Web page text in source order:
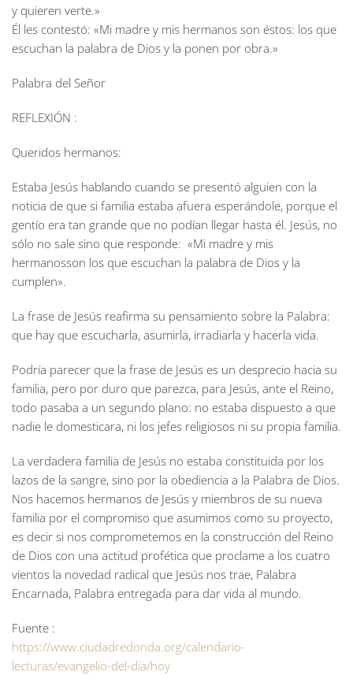
y quieren verte.»
Él les contestó: «Mi madre y mis hermanos son éstos: los que
escuchan la palabra de Dios y la ponen por obra.»
Palabra del Señor
REFLEXIÓN :
Queridos hermanos:
Estaba Jesús hablando cuando se presentó alguien con la
noticia de que si familia estaba afuera esperándole, porque el
gentío era tan grande que no podían llegar hasta él. Jesús, no
sólo no sale sino que responde: «Mi madre y mis
hermanosson los que escuchan la palabra de Dios y la
cumplen».
La frase de Jesús reafirma su pensamiento sobre la Palabra:
que hay que escucharla, asumirla, irradiarla y hacerla vida.
Podría parecer que la frase de Jesús es un desprecio hacia su
familia, pero por duro que parezca, para Jesús, ante el Reino,
todo pasaba a un segundo plano: no estaba dispuesto a que
nadie le domesticara, ni los jefes religiosos ni su propia familia.
La verdadera familia de Jesús no estaba constituida por los
lazos de la sangre, sino por la obediencia a la Palabra de Dios.
Nos hacemos hermanos de Jesús y miembros de su nueva
familia por el compromiso que asumimos como su proyecto,
es decir si nos comprometemos en la construcción del Reino
de Dios con una actitud profética que proclame a los cuatro
vientos la novedad radical que Jesús nos trae, Palabra
Encarnada, Palabra entregada para dar vida al mundo.
Fuente :
https://www.ciudadredonda.org/calendario-
lecturas/evangelio-del-dia/hoy